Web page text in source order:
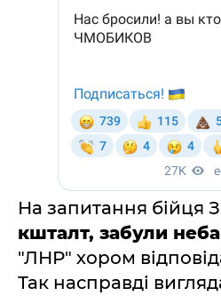
На запитання бійця
кшталт, забули
"ЛНР" хором
Так насправді